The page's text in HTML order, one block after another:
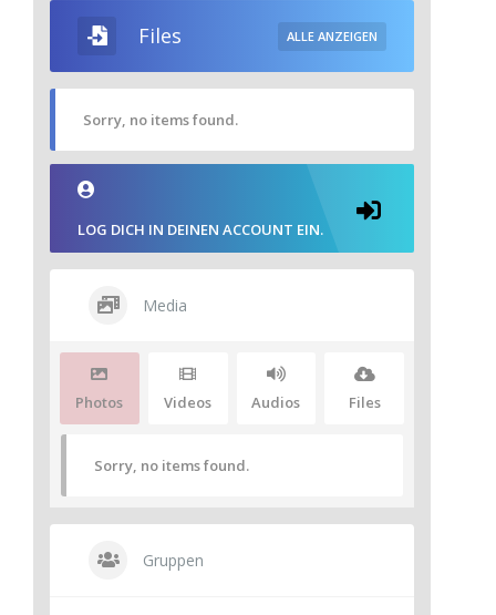
Files ALLE ANZEIGEN
Sorry, no items found.
LOG DICH IN DEINEN ACCOUNT EIN.
Media
Photos Videos Audios Files
Sorry, no items found.
Gruppen